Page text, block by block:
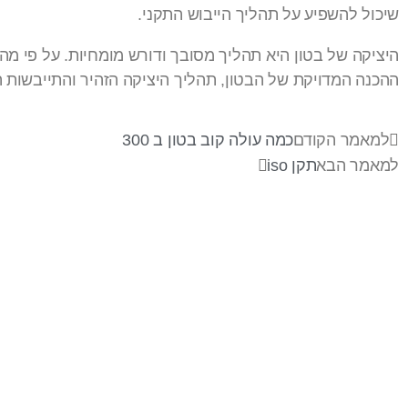
שיכול להשפיע על תהליך הייבוש התקני.
היציקה של בטון היא תהליך מסובך ודורש מומחיות. על פי
ההכנה המדויקת של הבטון, תהליך היציקה הזהיר
למאמר הקודםכמה עולה קוב בטון ב 300
למאמר הבאתקן iso